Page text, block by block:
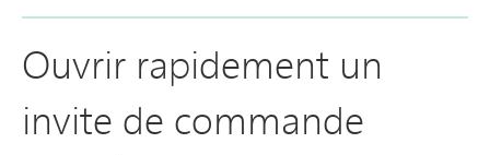
Ouvrir rapidement un
invite de commande